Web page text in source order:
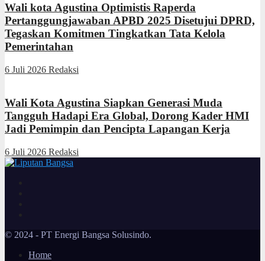
Wali kota Agustina Optimistis Raperda
Pertanggungjawaban APBD 2025 Disetujui DPRD,
Tegaskan Komitmen Tingkatkan Tata Kelola
Pemerintahan
6 Juli 2026 Redaksi
Wali Kota Agustina Siapkan Generasi Muda
Tangguh Hadapi Era Global, Dorong Kader HMI
Jadi Pemimpin dan Pencipta Lapangan Kerja
6 Juli 2026 Redaksi
© 2024 - PT Energi Bangsa Solusindo.
Home